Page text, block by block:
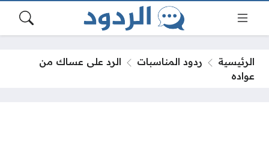
الرئيسية ردود المناسبات
الرد على عساك من
عواده